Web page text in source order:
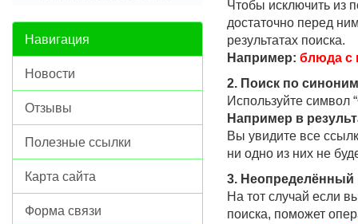
Навигация
Новости
Отзывы
Полезные ссылки
Карта сайта
Форма связи
Чтобы исключить из
достаточно перед
результатах поиска.
Например: блюда с
2. Поиск по
Используйте символ “
Например в
Вы увидите все
ни одно из них не
3. Неопределённый
На тот случай если
поиска, поможет